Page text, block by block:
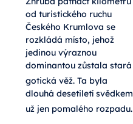
Zhruba patnáct kilometrů
od turistického ruchu
Českého Krumlova se
rozkládá místo, jehož
jedinou výraznou
dominantou zůstala stará
gotická věž. Ta byla
dlouhá desetiletí svědkem
už jen pomalého rozpadu.